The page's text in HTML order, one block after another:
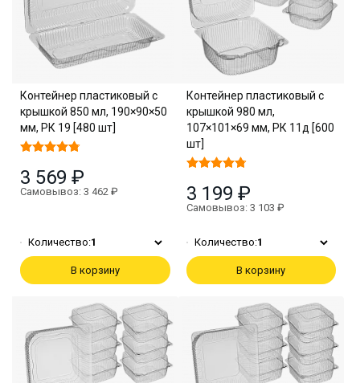
Контейнер пластиковый с
крышкой 850 мл, 190×90×50
мм, РК 19 [480 шт]
3 569 ₽
Самовывоз: 3 462 ₽
Количество:1
В корзину
Контейнер пластиковый с
крышкой 980 мл,
107×101×69 мм, РК 11д [600
шт]
3 199 ₽
Самовывоз: 3 103 ₽
Количество:1
В корзину